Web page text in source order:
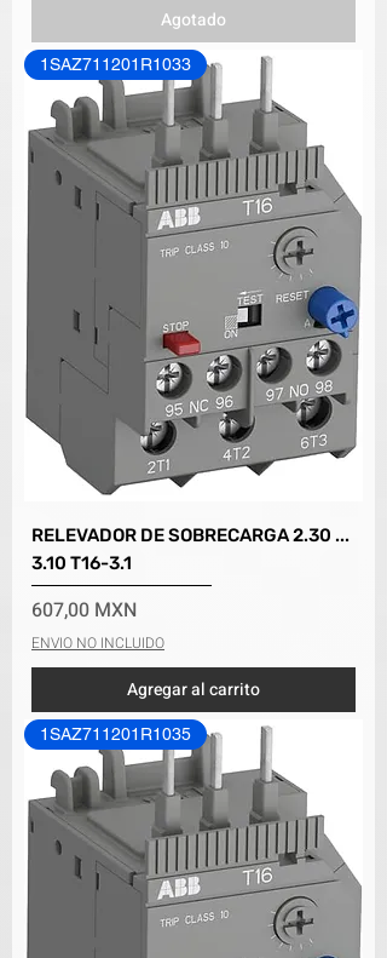
Agotado
1SAZ711201R1033
RELEVADOR DE SOBRECARGA 2.30 ...
3.10 T16-3.1
Precio
607,00 MXN
ENVIO NO INCLUIDO
Agregar al carrito
1SAZ711201R1035